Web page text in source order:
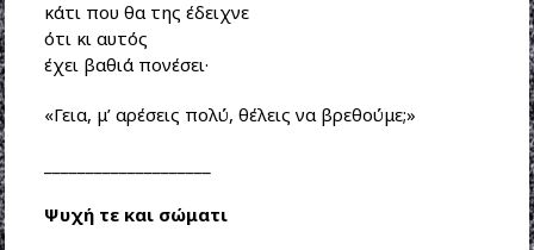
κάτι που θα της έδειχνε
ότι κι αυτός
έχει βαθιά πονέσει·
«Γεια, μ’ αρέσεις πολύ, θέλεις να βρεθούμε;»
Ψυχή τε και σώματι